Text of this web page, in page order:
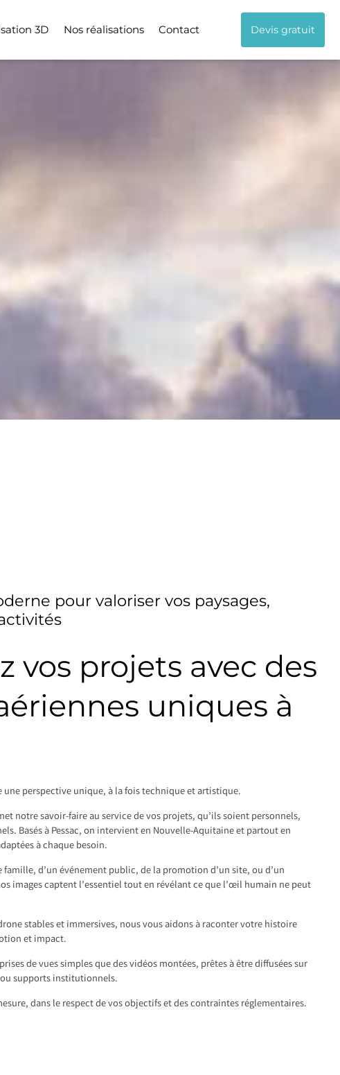
3D Nos réalisations Contact Devis gratuit
pour valoriser vos paysages,
vos projets avec des
uniques à
une perspective unique, à la fois technique et artistique.
notre savoir-faire au service de vos projets, qu’ils soient personnels,
Basés à Pessac, on intervient en Nouvelle-Aquitaine et partout en
à chaque besoin.
famille, d’un événement public, de la promotion d’un site, ou d’un
images captent l’essentiel tout en révélant ce que l’œil humain ne peut
stables et immersives, nous vous aidons à raconter votre histoire
et impact.
de vues simples que des vidéos montées, prêtes à être diffusées sur
ou supports institutionnels.
dans le respect de vos objectifs et des contraintes réglementaires.